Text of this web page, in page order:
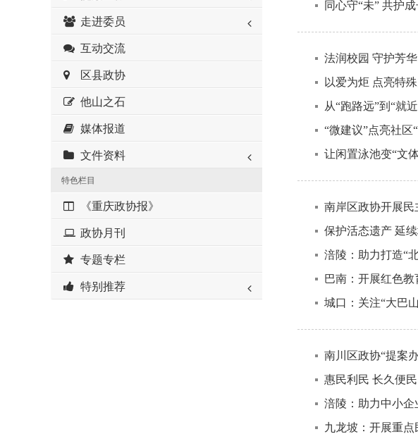
走进委员
互动交流
区县政协
他山之石
媒体报道
文件资料
特色栏目
《重庆政协报》
政协月刊
专题专栏
特别推荐
同心守“未” 共护
法润校园 守护芳
以爱为炬 点亮特
从“跑路远”到“就
“微建议”点亮社
让闲置泳池变“文
南岸区政协开展
保护活态遗产 延
涪陵：助力打造“
巴南：开展红色教
城口：关注“大巴
南川区政协“提案
惠民利民 长久便
涪陵：助力中小
九龙坡：开展重点